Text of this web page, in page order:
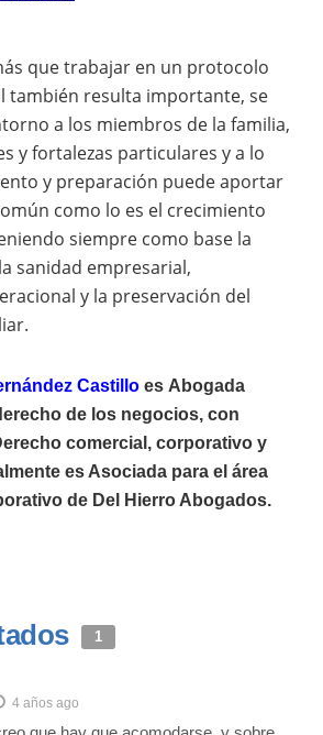
que trabajar en un protocolo
también resulta importante, se
a los miembros de la familia,
y fortalezas particulares y a lo
y preparación puede aportar
como lo es el crecimiento
siempre como base la
sanidad empresarial,
y la preservación del
Castillo es Abogada
de los negocios, con
comercial, corporativo y
es Asociada para el área
de Del Hierro Abogados.
1
4 años ago